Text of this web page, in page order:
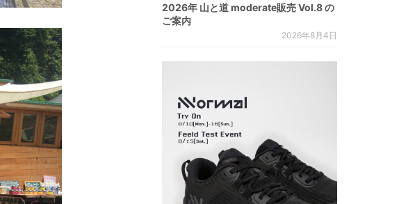
2026年 山と道 moderate販売 Vol.8 の
ご案内
2026年8月4日